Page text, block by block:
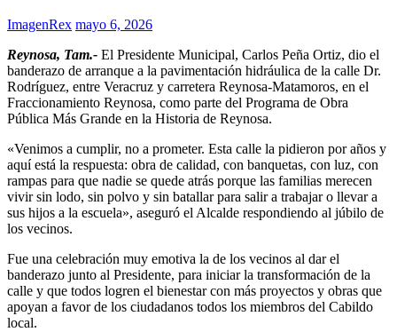
ImagenRex mayo 6, 2026
Reynosa, Tam.- El Presidente Municipal, Carlos Peña Ortiz, dio el
banderazo de arranque a la pavimentación hidráulica de la calle Dr.
Rodríguez, entre Veracruz y carretera Reynosa-Matamoros, en el
Fraccionamiento Reynosa, como parte del Programa de Obra
Pública Más Grande en la Historia de Reynosa.
«Venimos a cumplir, no a prometer. Esta calle la pidieron por años y
aquí está la respuesta: obra de calidad, con banquetas, con luz, con
rampas para que nadie se quede atrás porque las familias merecen
vivir sin lodo, sin polvo y sin batallar para salir a trabajar o llevar a
sus hijos a la escuela», aseguró el Alcalde respondiendo al júbilo de
los vecinos.
Fue una celebración muy emotiva la de los vecinos al dar el
banderazo junto al Presidente, para iniciar la transformación de la
calle y que todos logren el bienestar con más proyectos y obras que
apoyan a favor de los ciudadanos todos los miembros del Cabildo
local.